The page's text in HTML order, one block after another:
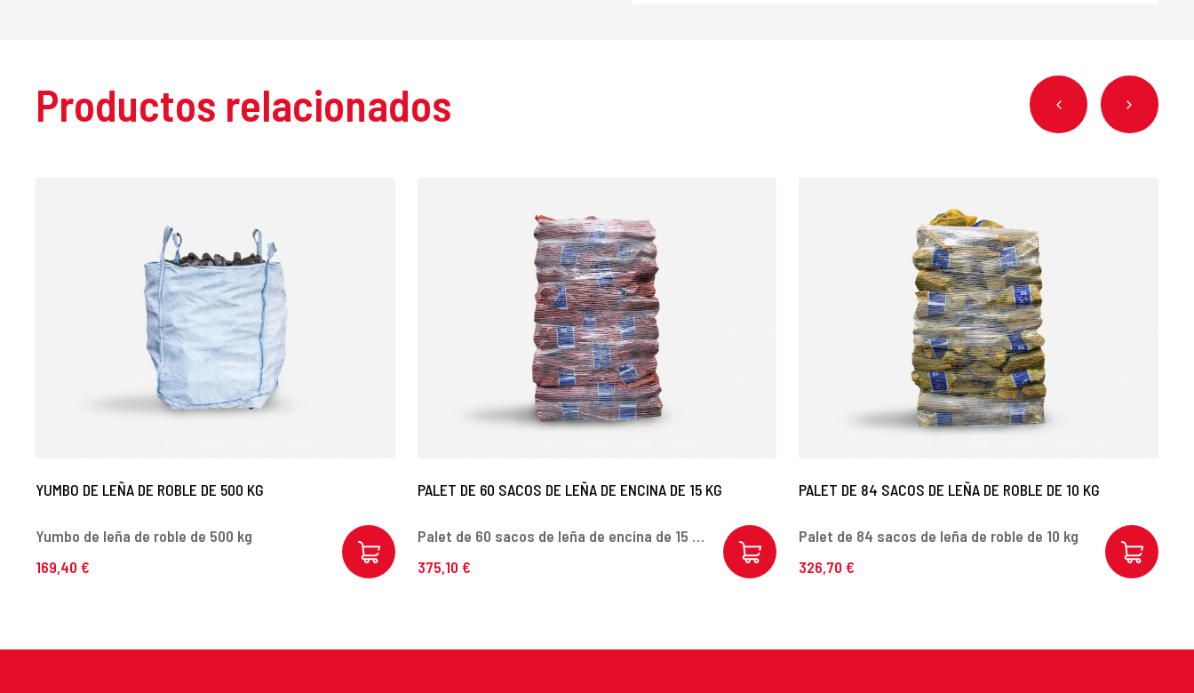
Productos relacionados
YUMBO DE LEÑA DE ROBLE DE 500 KG
Yumbo de leña de roble de 500 kg
169,40 €
PALET DE 60 SACOS DE LEÑA DE ENCINA DE 15 KG
Palet de 60 sacos de leña de encina de 15 kg
375,10 €
PALET DE 84 SACOS DE LEÑA DE ROBLE DE 10 KG
Palet de 84 sacos de leña de roble de 10 kg
326,70 €